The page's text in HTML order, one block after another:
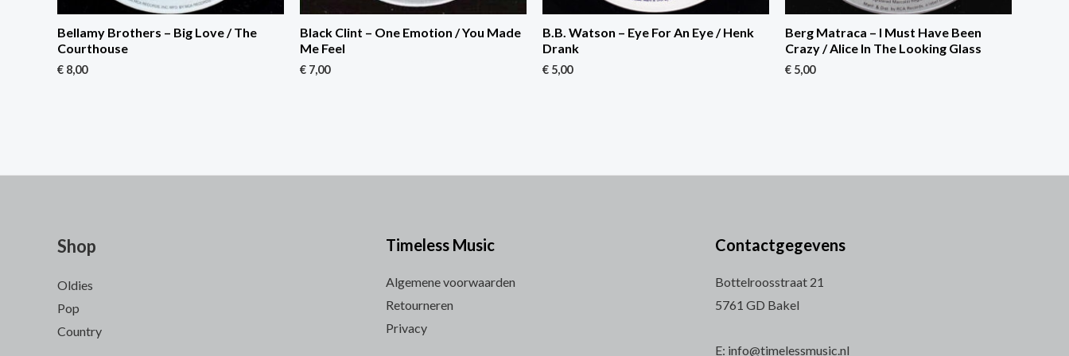
Bellamy Brothers – Big Love / The
Courthouse
€ 8,00
Black Clint – One Emotion / You Made
Me Feel
€ 7,00
B.B. Watson – Eye For An Eye / Henk
Drank
€ 5,00
Berg Matraca – I Must Have Been
Crazy / Alice In The Looking Glass
€ 5,00
Shop
Oldies
Pop
Country
Timeless Music
Algemene voorwaarden
Retourneren
Privacy
Contactgegevens
Bottelroosstraat 21
5761 GD Bakel
E: info@timelessmusic.nl